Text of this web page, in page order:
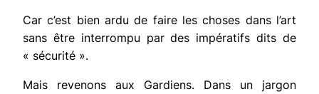
Car c’est bien ardu de faire les choses dans l’art
sans être interrompu par des impératifs dits de
« sécurité ».
Mais revenons aux Gardiens. Dans un jargon